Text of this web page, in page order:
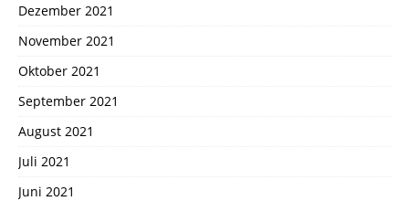
Dezember 2021
November 2021
Oktober 2021
September 2021
August 2021
Juli 2021
Juni 2021